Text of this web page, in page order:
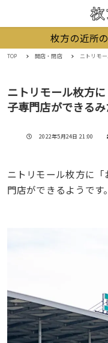
枚方の近所
TOP 開店・閉店 ニトリモール枚
ニトリモール枚方
子専門店ができる
投稿日
2022年5月24日 21:00
ニトリモール枚方に
門店ができるようです。